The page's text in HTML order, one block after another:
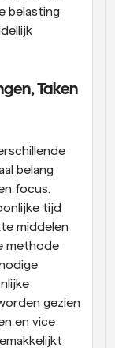
belasting
Taken
belang
focus.
tijd
middelen
methode
gezien
en vice